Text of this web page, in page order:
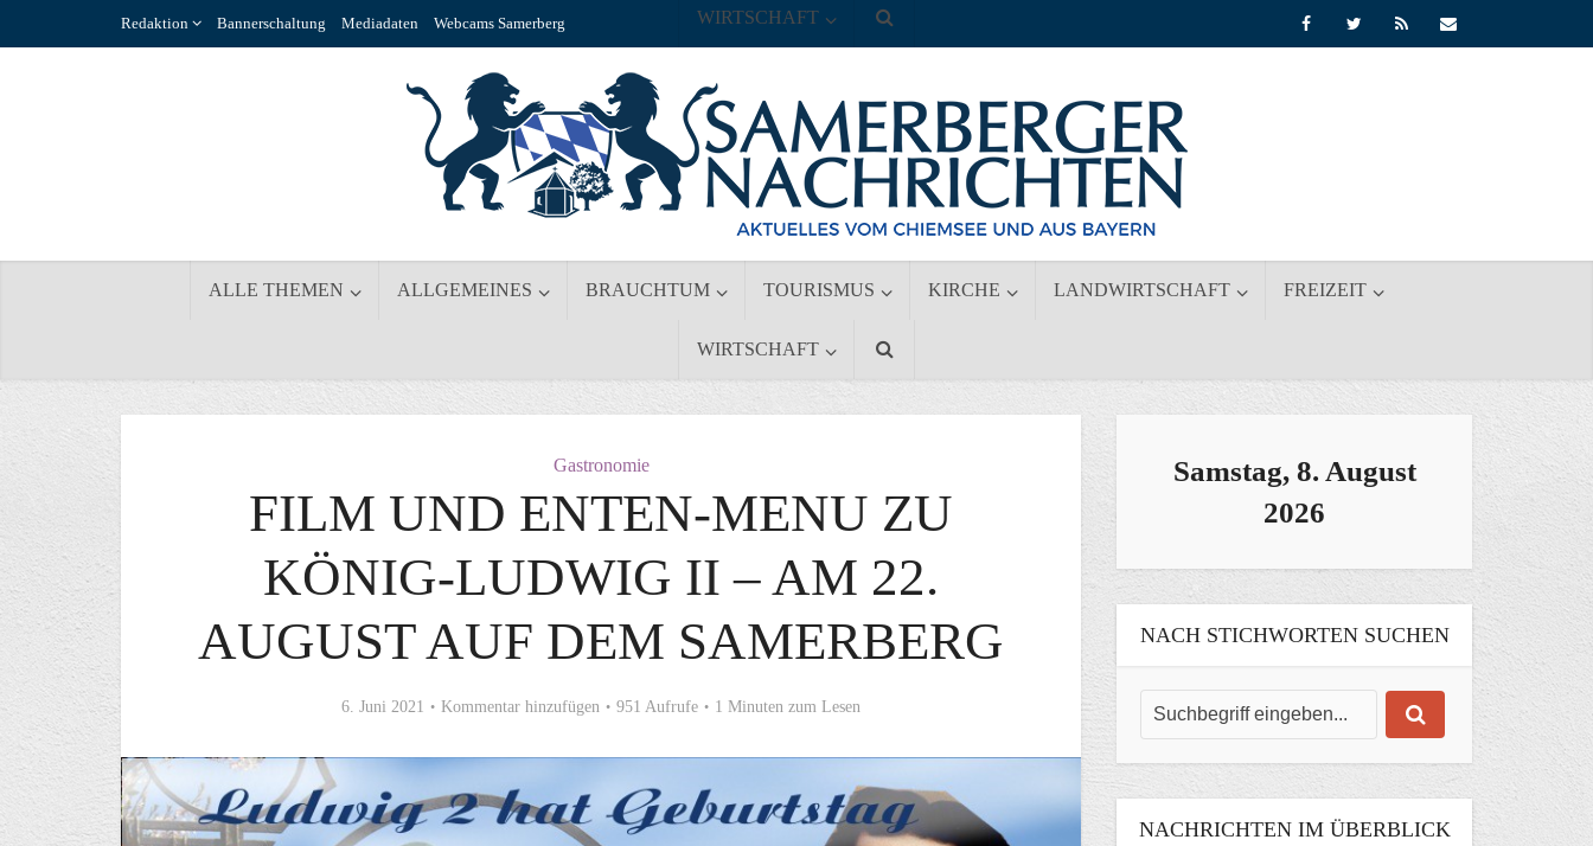
Redaktion Bannerschaltung Mediadaten Webcams Samerberg
ALLE THEMEN ALLGEMEINES BRAUCHTUM TOURISMUS KIRCHE LANDWIRTSCHAFT FREIZEIT
WIRTSCHAFT
WIRTSCHAFT
Gastronomie
FILM UND ENTEN-MENU ZU
KÖNIG-LUDWIG II – AM 22.
AUGUST AUF DEM SAMERBERG
6. Juni 2021 Kommentar hinzufügen 951 Aufrufe 1 Minuten zum Lesen
Samstag, 8. August
2026
NACH STICHWORTEN SUCHEN
NACHRICHTEN IM ÜBERBLICK